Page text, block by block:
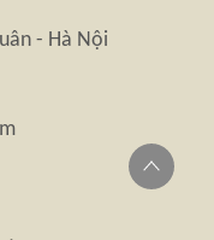
- Hà Nội